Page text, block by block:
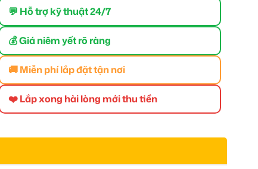
💬 Hỗ trợ kỹ thuật 24/7
💰 Giá niêm yết rõ ràng
🚚 Miễn phí lắp đặt tận nơi
❤️ Lắp xong hài lòng mới thu tiền